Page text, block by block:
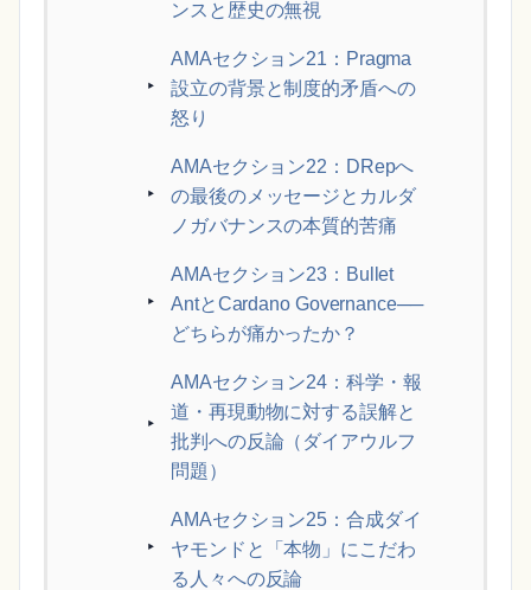
ンスと歴史の無視
AMAセクション21：Pragma
設立の背景と制度的矛盾への
怒り
AMAセクション22：DRepへ
の最後のメッセージとカルダ
ノガバナンスの本質的苦痛
AMAセクション23：Bullet
AntとCardano Governance──
どちらが痛かったか？
AMAセクション24：科学・報
道・再現動物に対する誤解と
批判への反論（ダイアウルフ
問題）
AMAセクション25：合成ダイ
ヤモンドと「本物」にこだわ
る人々への反論